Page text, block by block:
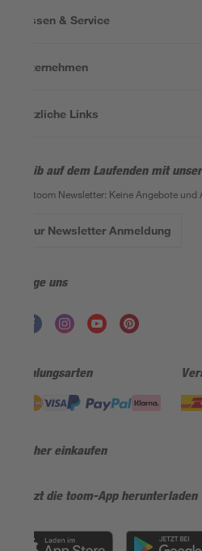
Wissen & Service
Unternehmen
Nützliche Links
Bleib auf dem Laufenden mit
Der toom Newsletter: Keine Angebote
Zur Newsletter Anmeldung
Folge uns
Zahlungsarten
Sicher einkaufen
Jetzt die toom-App herunterladen